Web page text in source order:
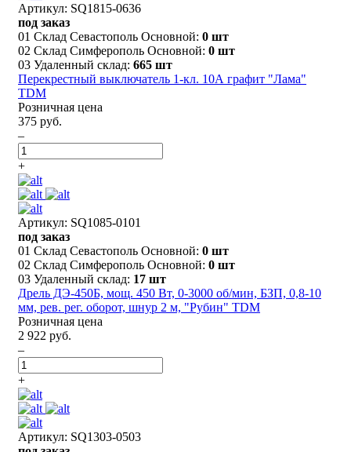
Артикул: SQ1815-0636
под заказ
01 Склад Севастополь Основной: 0 шт
02 Склад Симферополь Основной: 0 шт
03 Удаленный склад: 665 шт
Перекрестный выключатель 1-кл. 10А графит "Лама"
TDM
Розничная цена
375 руб.
–
+
Артикул: SQ1085-0101
под заказ
01 Склад Севастополь Основной: 0 шт
02 Склад Симферополь Основной: 0 шт
03 Удаленный склад: 17 шт
Дрель ДЭ-450Б, мощ. 450 Вт, 0-3000 об/мин, БЗП, 0,8-10
мм, рев. рег. оборот, шнур 2 м, "Рубин" TDM
Розничная цена
2 922 руб.
–
+
Артикул: SQ1303-0503